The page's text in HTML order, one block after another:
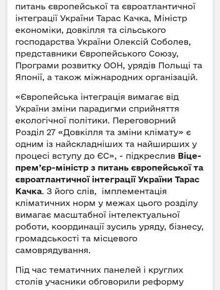
питань європейської та євроатлантичної
інтеграції України Тарас Качка, Міністр
економіки, довкілля та сільського
господарства України Олексій Соболев,
представники Європейського Союзу,
Програми розвитку ООН, урядів Польщі та
Японії, а також міжнародних організацій.
«Європейська інтеграція вимагає від
України зміни парадигми сприйняття
екологічної політики. Переговорний
Розділ 27 «Довкілля та зміни клімату» є
одним із найскладніших та найширших у
процесі вступу до ЄС», - підкреслив Віце-
прем’єр-міністр з питань європейської та
євроатлантичної інтеграції України Тарас
Качка. З його слів, імплементація
кліматичних норм у межах цього розділу
вимагає масштабної інтелектуальної
роботи, координації зусиль уряду, бізнесу,
громадськості та місцевого
самоврядування.
Під час тематичних панелей і круглих
столів учасники обговорили реформу